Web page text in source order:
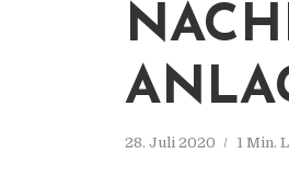
28. Juli 2020 1 Min.